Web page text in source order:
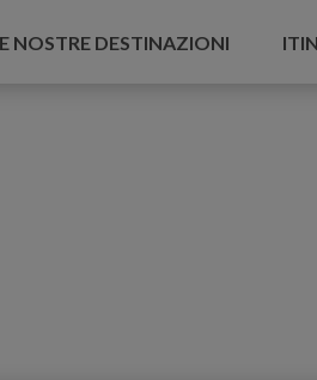
NOSTRE DESTINAZIONI